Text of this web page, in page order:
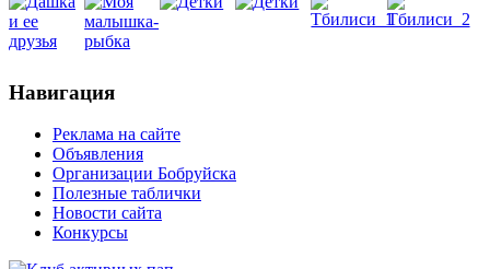
Навигация
Реклама на сайте
Объявления
Организации Бобруйска
Полезные таблички
Новости сайта
Конкурсы